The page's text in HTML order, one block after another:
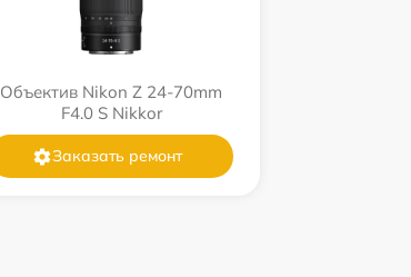
Объектив Nikon Z 24-70mm
F4.0 S Nikkor
Заказать ремонт